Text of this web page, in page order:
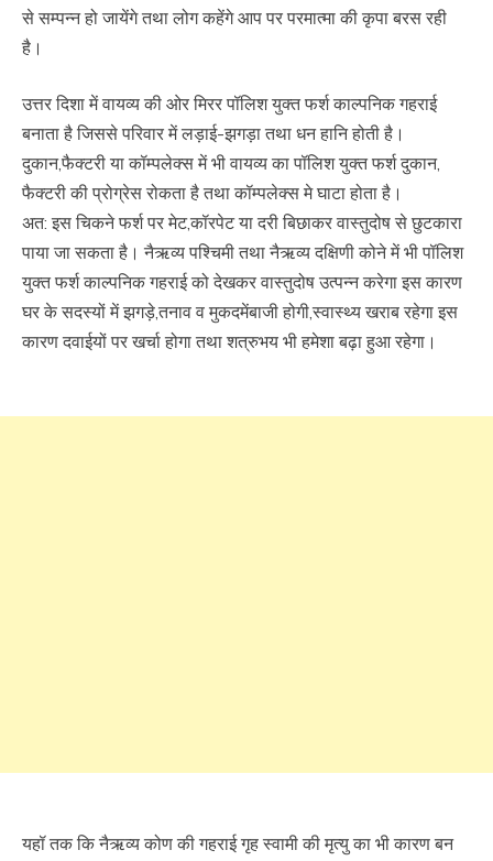
से सम्पन्न हो जायेंगे तथा लोग कहेंगे आप पर परमात्मा की कृपा बरस रही
है।
उत्तर दिशा में वायव्य की ओर मिरर पॉलिश युक्त फर्श काल्पनिक गहराई
बनाता है जिससे परिवार में लड़ाई-झगड़ा तथा धन हानि होती है।
दुकान,फैक्टरी या कॉम्पलेक्स में भी वायव्य का पॉलिश युक्त फर्श दुकान,
फैक्टरी की प्रोग्रेस रोकता है तथा कॉम्पलेक्स मे घाटा होता है।
अत: इस चिकने फर्श पर मेट,कॉरपेट या दरी बिछाकर वास्तुदोष से छुटकारा
पाया जा सकता है। नैऋव्य पश्चिमी तथा नैऋव्य दक्षिणी कोने में भी पॉलिश
युक्त फर्श काल्पनिक गहराई को देखकर वास्तुदोष उत्पन्न करेगा इस कारण
घर के सदस्यों में झगड़े,तनाव व मुकदमेंबाजी होगी,स्वास्थ्य खराब रहेगा इस
कारण दवाईयों पर खर्चा होगा तथा शत्रुभय भी हमेशा बढ़ा हुआ रहेगा।
यहॉ तक कि नैऋव्य कोण की गहराई गृह स्वामी की मृत्यु का भी कारण बन